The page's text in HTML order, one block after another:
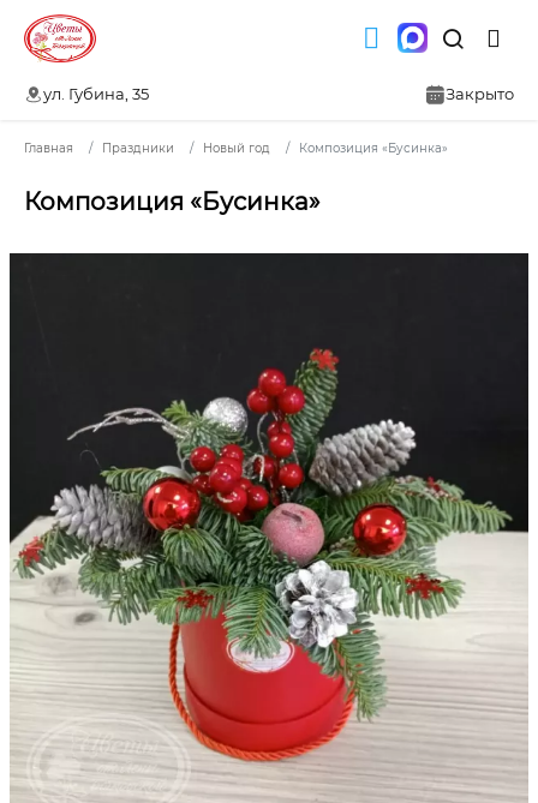
ул. Губина, 35 Закрыто
Главная Праздники Новый год Композиция «Бусинка»
Композиция «Бусинка»